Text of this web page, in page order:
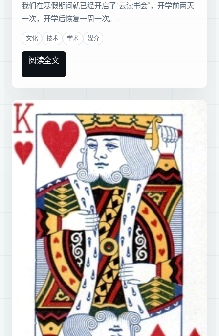
我们在寒假期间就已经开启了“云读书会”，开学前两天
一次，开学后恢复一周一次。…
文化 技术 学术 媒介
阅读全文